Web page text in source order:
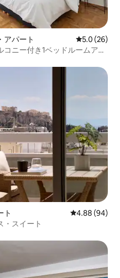
アパート レビュー26
5.0 (26)
ニー付き1ベッドルームアパ
ト レビュー94件
4.88 (94)
・スイート